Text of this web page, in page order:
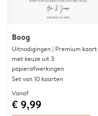
Boog
Uitnodigingen | Premium kaart
met keuze uit 3
papierafwerkingen
Set van 10 kaarten
Vanaf
€ 9,99